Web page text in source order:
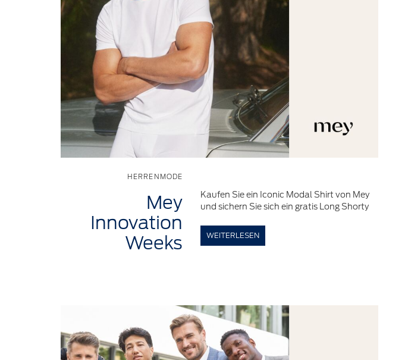
HERRENMODE
Mey
Innovation
Weeks
Kaufen Sie ein Iconic Modal Shirt von Mey
und sichern Sie sich ein gratis Long Shorty
WEITERLESEN